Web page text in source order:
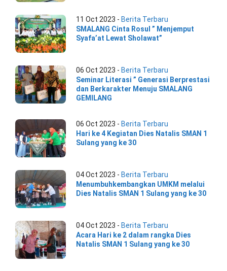
11 Oct 2023 - Berita Terbaru
SMALANG Cinta Rosul ” Menjemput
Syafa’at Lewat Sholawat”
06 Oct 2023 - Berita Terbaru
Seminar Literasi ” Generasi Berprestasi
dan Berkarakter Menuju SMALANG
GEMILANG
06 Oct 2023 - Berita Terbaru
Hari ke 4 Kegiatan Dies Natalis SMAN 1
Sulang yang ke 30
04 Oct 2023 - Berita Terbaru
Menumbuhkembangkan UMKM melalui
Dies Natalis SMAN 1 Sulang yang ke 30
04 Oct 2023 - Berita Terbaru
Acara Hari ke 2 dalam rangka Dies
Natalis SMAN 1 Sulang yang ke 30